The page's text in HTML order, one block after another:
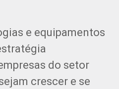
e equipamentos
do setor
crescer e se